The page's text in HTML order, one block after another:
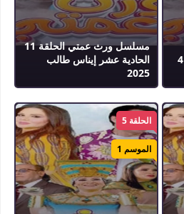
مسلسل ورث عمتي الحلقة 4
مسلسل ورث عمتي الحلقة 11
الحادية عشر إيناس طالب
2025
الحلقة 5
الموسم 1